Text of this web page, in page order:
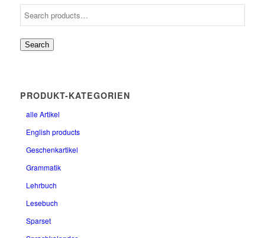
Search
PRODUKT-KATEGORIEN
alle Artikel
English products
Geschenkartikel
Grammatik
Lehrbuch
Lesebuch
Sparset